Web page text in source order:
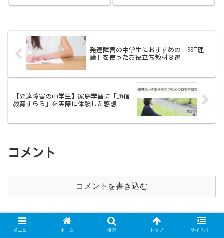
発達障害の中学生におすすめの「SST理
論」を使ったお役立ち教材３選
【発達障害の中学生】家庭学習に「通信
教育すらら」を実際に体験した感想
コメント
コメントを書き込む
メニュー ホーム 検索 トップ サイドバー